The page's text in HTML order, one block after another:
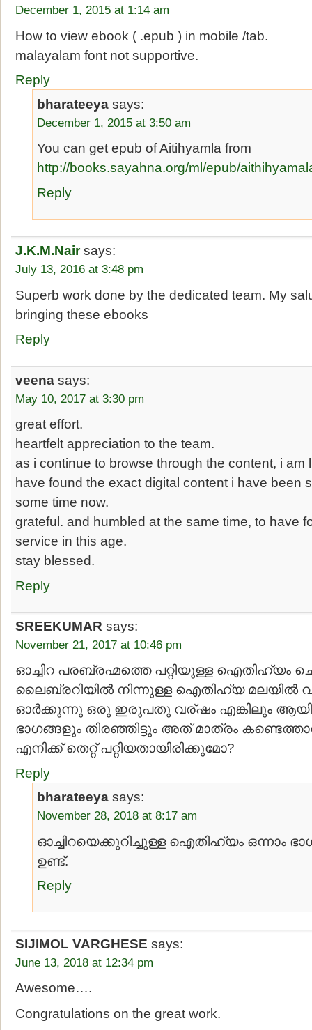
December 1, 2015 at 1:14 am
How to view ebook ( .epub ) in mobile /tab.
malayalam font not supportive.
Reply
bharateeya says:
December 1, 2015 at 3:50 am
You can get epub of Aitihyamla from
http://books.sayahna.org/ml/epub/
Reply
J.K.M.Nair says:
July 13, 2016 at 3:48 pm
Superb work done by the dedicated team. My
bringing these ebooks
Reply
veena says:
May 10, 2017 at 3:30 pm
great effort.
heartfelt appreciation to the team.
as i continue to browse through the content, i am
have found the exact digital content i have been
some time now.
grateful. and humbled at the same time, to have
service in this age.
stay blessed.
Reply
SREEKUMAR says:
November 21, 2017 at 10:46 pm
ഓച്ചിറ പരബ്രഹ്മത്തെ പറ്റിയുള്ള ഐതിഹ്യം
ലൈബ്രറിയില്‍ നിന്നുള്ള ഐതിഹ്യ മലയില്‍
ഓര്‍ക്കുന്നു ഒരു ഇരുപതു വര്ഷം എങ്കിലും
ഭാഗങ്ങളും തിരഞ്ഞിട്ടും അത് മാത്രം
എനിക്ക് തെറ്റ് പറ്റിയതായിരിക്കുമോ?
Reply
bharateeya says:
November 28, 2018 at 8:17 am
ഓച്ചിറയെക്കുറിച്ചുള്ള ഐതിഹ്യം ഒന്നാം
ഉണ്ട്.
Reply
SIJIMOL VARGHESE says:
June 13, 2018 at 12:34 pm
Awesome….
Congratulations on the great work.